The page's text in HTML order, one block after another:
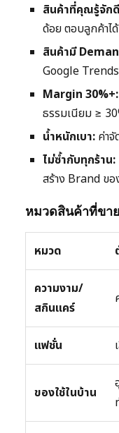
สินค้าที่คุณรู้จัก
ด้อย ตอบลูกค้าได้
สินค้ามี
Google
Margin 30%+:
ธรรมเนียม ≥
น้ำหนักเบา: ค่า
ไม่ซ้ำกับทุกร้าน:
สร้าง Brand ขอ
หมวดสินค้าที่ขา
หมวด
ความงาม/
สกินแคร์
แฟชั่น
ของใช้ในบ้าน